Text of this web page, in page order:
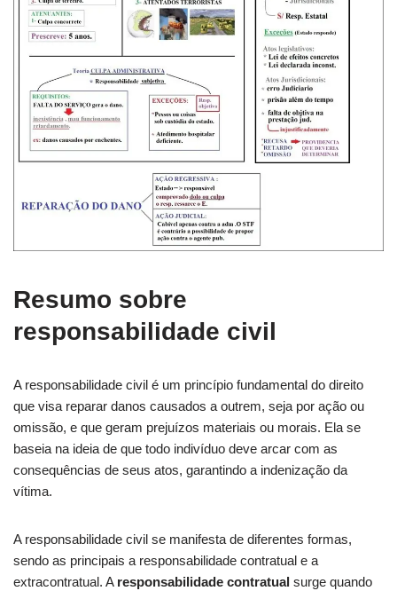
Resumo sobre
responsabilidade civil
A responsabilidade civil é um princípio fundamental do direito
que visa reparar danos causados a outrem, seja por ação ou
omissão, e que geram prejuízos materiais ou morais. Ela se
baseia na ideia de que todo indivíduo deve arcar com as
consequências de seus atos, garantindo a indenização da
vítima.
A responsabilidade civil se manifesta de diferentes formas,
sendo as principais a responsabilidade contratual e a
extracontratual. A responsabilidade contratual surge quando